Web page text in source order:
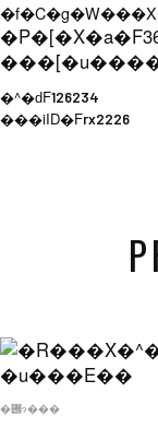
�P�[�X�a�F
�^�ԁF126234
���iID�Frx2226
�݌ɂ���